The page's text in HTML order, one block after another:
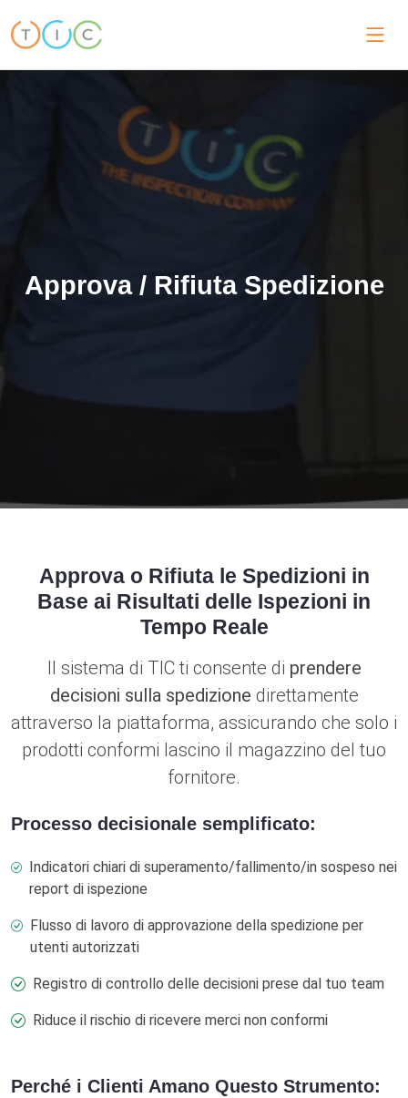
Approva / Rifiuta Spedizione
Approva o Rifiuta le Spedizioni in
Base ai Risultati delle Ispezioni in
Tempo Reale
Il sistema di TIC ti consente di prendere
decisioni sulla spedizione direttamente
attraverso la piattaforma, assicurando che solo i
prodotti conformi lascino il magazzino del tuo
fornitore.
Processo decisionale semplificato:
Indicatori chiari di superamento/fallimento/in sospeso nei
report di ispezione
Flusso di lavoro di approvazione della spedizione per
utenti autorizzati
Registro di controllo delle decisioni prese dal tuo team
Riduce il rischio di ricevere merci non conformi
Perché i Clienti Amano Questo Strumento: